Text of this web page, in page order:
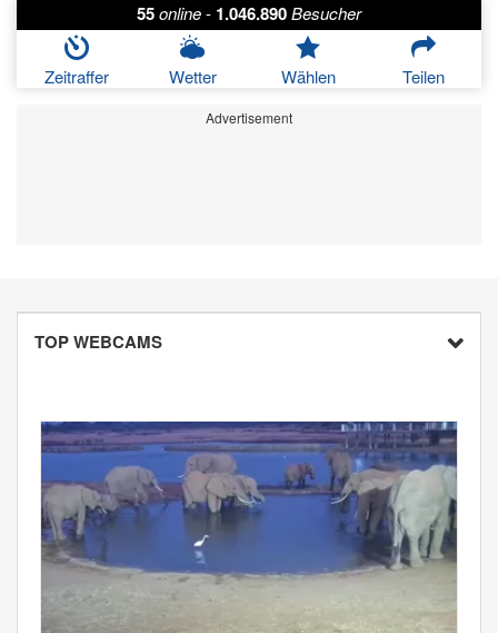
55online- 1.046.890Besucher
Zeitraffer Wetter Wählen Teilen
Advertisement
TOP WEBCAMS